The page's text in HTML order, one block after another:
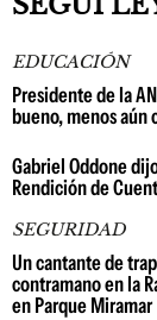
EDUCACIÓN
Presidente de la
bueno, menos aún
Gabriel Oddone
Rendición de
SEGURIDAD
Un cantante de
contramano en la
en Parque Miramar